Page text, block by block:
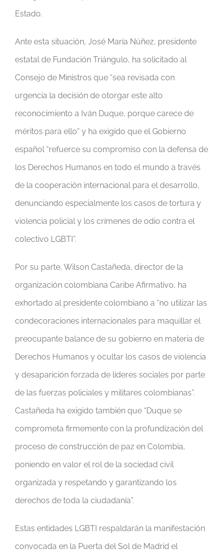
Estado.
Ante esta situación, José María Núñez, presidente
estatal de Fundación Triángulo, ha solicitado al
Consejo de Ministros que “sea revisada con
urgencia la decisión de otorgar este alto
reconocimiento a Iván Duque, porque carece de
méritos para ello” y ha exigido que el Gobierno
español “refuerce su compromiso con la defensa de
los Derechos Humanos en todo el mundo a través
de la cooperación internacional para el desarrollo,
denunciando especialmente los casos de tortura y
violencia policial y los crímenes de odio contra el
colectivo LGBTI”.
Por su parte, Wilson Castañeda, director de la
organización colombiana Caribe Afirmativo, ha
exhortado al presidente colombiano a “no utilizar las
condecoraciones internacionales para maquillar el
preocupante balance de su gobierno en materia de
Derechos Humanos y ocultar los casos de violencia
y desaparición forzada de líderes sociales por parte
de las fuerzas policiales y militares colombianas”.
Castañeda ha exigido también que “Duque se
comprometa firmemente con la profundización del
proceso de construcción de paz en Colombia,
poniendo en valor el rol de la sociedad civil
organizada y respetando y garantizando los
derechos de toda la ciudadanía”.
Estas entidades LGBTI respaldarán la manifestación
convocada en la Puerta del Sol de Madrid el